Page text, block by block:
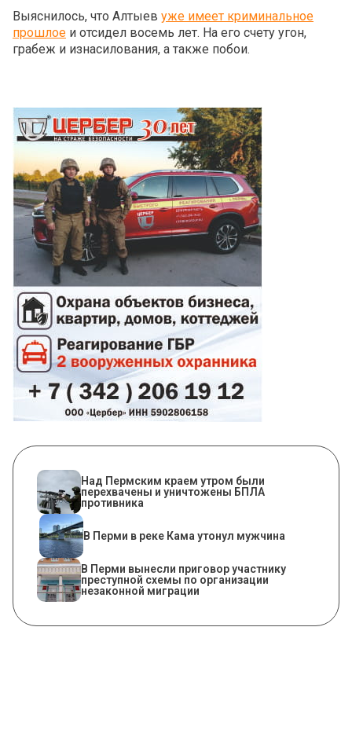
Выяснилось, что Алтыев уже имеет криминальное
прошлое и отсидел восемь лет. На его счету угон,
грабеж и изнасилования, а также побои.
Над Пермским краем утром были
перехвачены и уничтожены БПЛА
противника
В Перми в реке Кама утонул мужчина
В Перми вынесли приговор участнику
преступной схемы по организации
незаконной миграции